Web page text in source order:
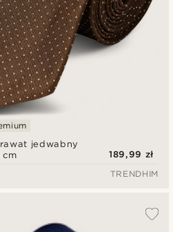
jedwabny
cm
189,99 zł
TRENDHIM